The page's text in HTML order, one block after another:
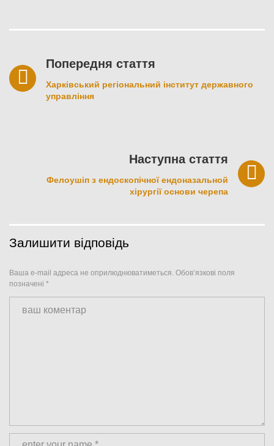
записівПопередня стаття
Харківський регіональний інститут державного
управління
Наступна стаття
Фелоушіп з ендоскопічної ендоназальной
хірургії основи черепа
Залишити відповідь
Ваша e-mail адреса не оприлюднюватиметься. Обов’язкові поля
позначені *